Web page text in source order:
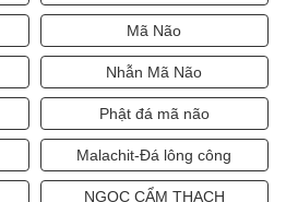
Mã Não
Nhẫn Mã Não
Phật đá mã não
Malachit-Đá lông công
NGỌC CẨM THẠCH